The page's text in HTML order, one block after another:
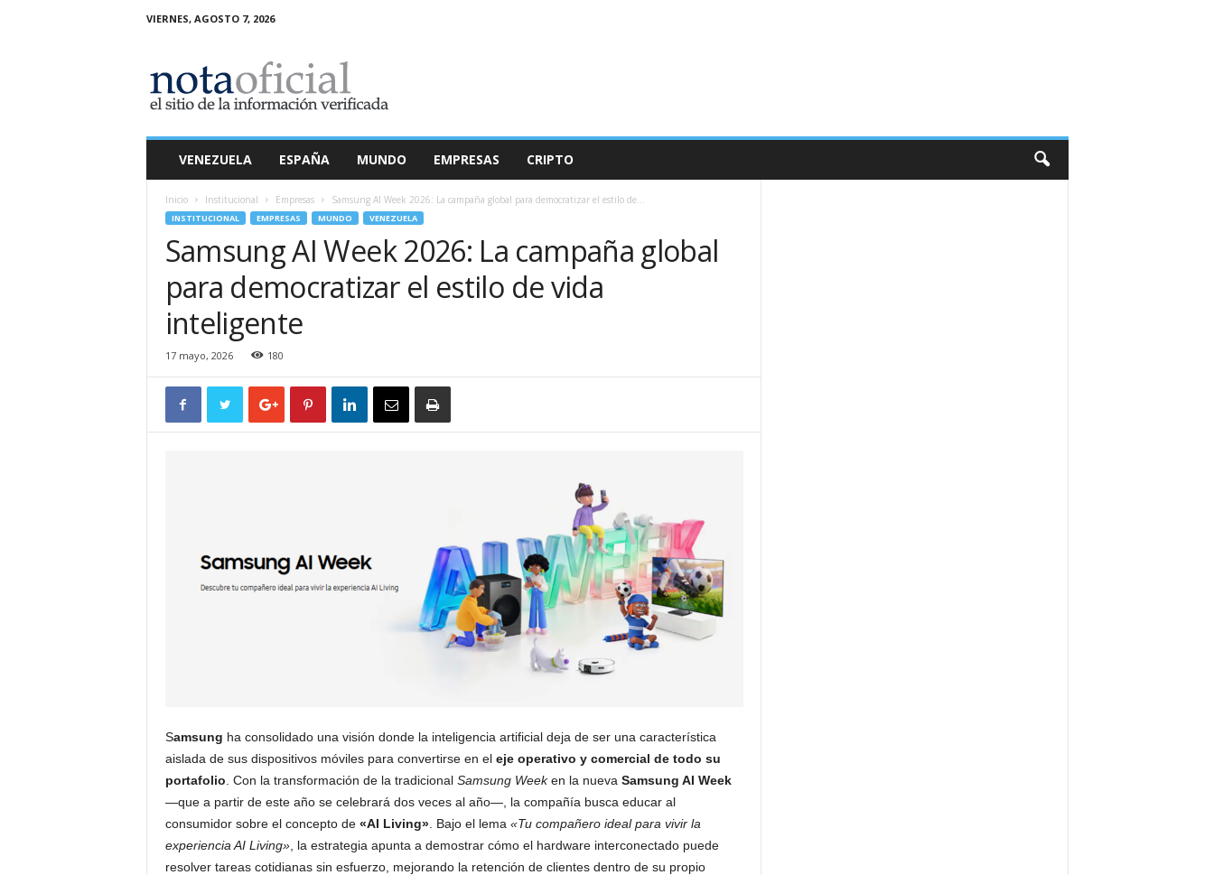
VIERNES, AGOSTO 7, 2026
a
O
VENEZUELA ESPAÑA MUNDO EMPRESAS CRIPTO
Inicio Institucional Empresas Samsung AI Week 2026: La campaña global para democratizar el estilo de...
INSTITUCIONAL EMPRESAS MUNDO VENEZUELA
Samsung AI Week 2026: La campaña global
para democratizar el estilo de vida
inteligente
17 mayo, 2026 180
Samsung ha consolidado una visión donde la inteligencia artificial deja de ser una característica
aislada de sus dispositivos móviles para convertirse en el eje operativo y comercial de todo su
portafolio . Con la transformación de la tradicional Samsung Weeken la nueva Samsung AI Week
—que a partir de este año se celebrará dos veces al año—, la compañía busca educar al
consumidor sobre el concepto de «AI Living». Bajo el lema «Tu compañero ideal para vivir la
experiencia AI Living», la estrategia apunta a demostrar cómo el hardware interconectado puede
resolver tareas cotidianas sin esfuerzo, mejorando la retención de clientes dentro de su propio